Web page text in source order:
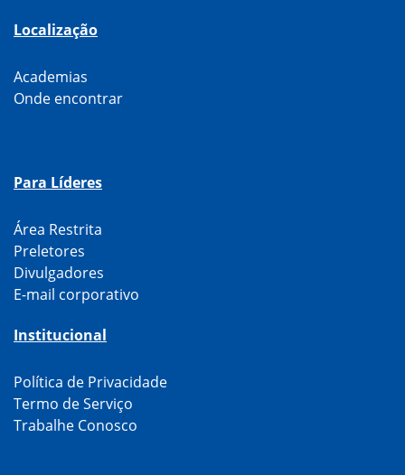
Localização
Academias
Onde encontrar
Para Líderes
Área Restrita
Preletores
Divulgadores
E-mail corporativo
Institucional
Política de Privacidade
Termo de Serviço
Trabalhe Conosco